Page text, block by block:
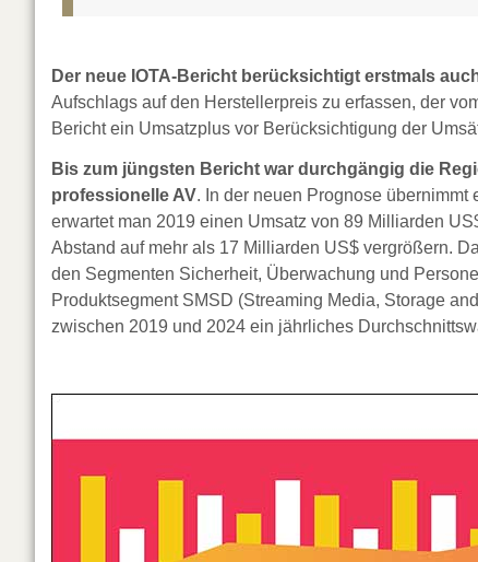
Der neue IOTA-Bericht berücksichtigt erstmals
Aufschlags auf den Herstellerpreis zu erfassen, der
Bericht ein Umsatzplus vor Berücksichtigung der
Bis zum jüngsten Bericht war durchgängig die
professionelle AV. In der neuen Prognose
erwartet man 2019 einen Umsatz von 89 Milliarden
Abstand auf mehr als 17 Milliarden US$ vergrößern.
den Segmenten Sicherheit, Überwachung und
Produktsegment SMSD (Streaming Media, Storage
zwischen 2019 und 2024 ein jährliches